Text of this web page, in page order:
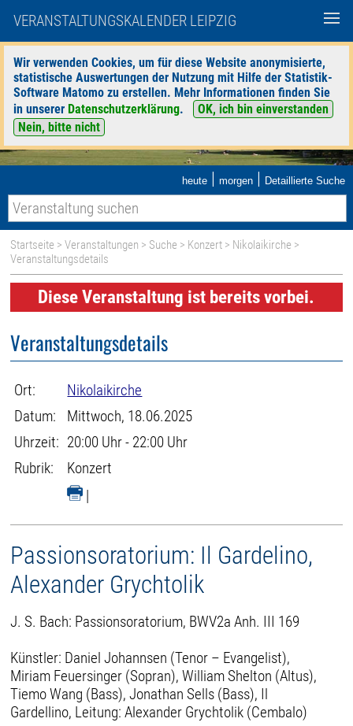
VERANSTALTUNGSKALENDER LEIPZIG
Wir verwenden Cookies, um für diese Website anonymisierte,
statistische Auswertungen der Nutzung mit Hilfe der Statistik-
Software Matomo zu erstellen. Mehr Informationen finden Sie
in unserer Datenschutzerklärung.
OK, ich bin einverstanden
Nein, bitte nicht
heute | morgen | Detaillierte Suche
Startseite >Veranstaltungen > Suche > Konzert > Nikolaikirche >
Veranstaltungsdetails
Diese Veranstaltung ist bereits vorbei.
Veranstaltungsdetails
Ort:
Nikolaikirche
Datum:
Mittwoch, 18.06.2025
Uhrzeit: 20:00 Uhr - 22:00 Uhr
Rubrik:
Konzert
|
Passionsoratorium: Il Gardelino,
Alexander Grychtolik
J. S. Bach: Passionsoratorium, BWV2a Anh. III 169
Künstler: Daniel Johannsen (Tenor – Evangelist),
Miriam Feuersinger (Sopran), William Shelton (Altus),
Tiemo Wang (Bass), Jonathan Sells (Bass), Il
Gardellino, Leitung: Alexander Grychtolik (Cembalo)